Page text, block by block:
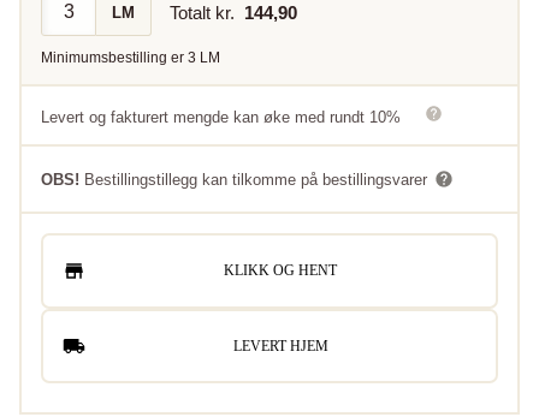
LM Totalt kr. 144,90
Minimumsbestilling er 3 LM
Levert og fakturert mengde kan øke med rundt 10%
OBS! Bestillingstillegg kan tilkomme på bestillingsvarer
KLIKK OG HENT
LEVERT HJEM